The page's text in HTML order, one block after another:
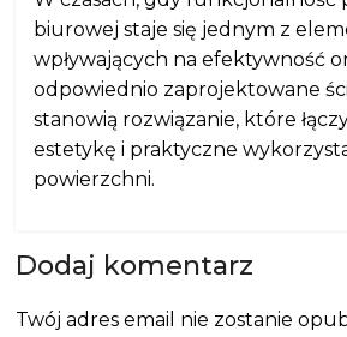
biurowej staje się jednym z
wpływających na efektywność
odpowiednio zaprojektowane
stanowią rozwiązanie, które
estetykę i praktyczne
powierzchni.
Dodaj komentarz
Twój adres email nie zostanie